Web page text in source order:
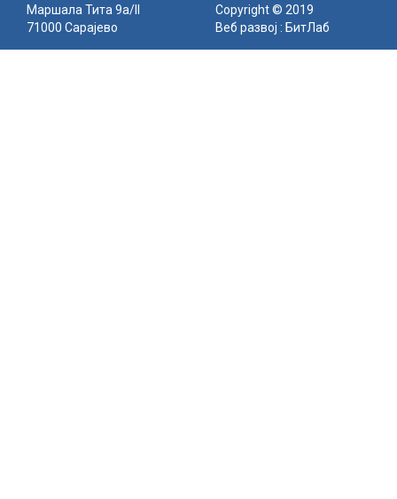
Маршала Тита 9а/II
71000 Сарајево
Copyright © 2019
Веб развој : БитЛаб